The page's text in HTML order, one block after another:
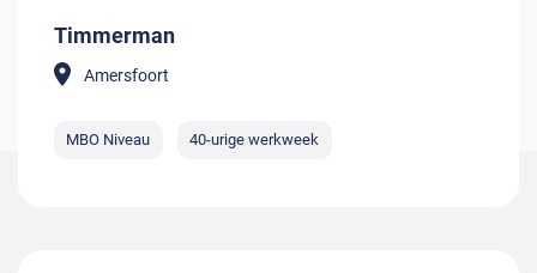
Timmerman
Amersfoort
MBO Niveau 40-urige werkweek